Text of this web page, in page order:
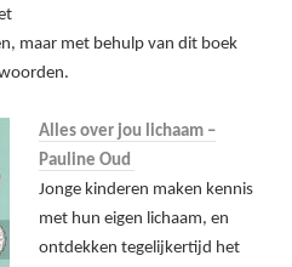
maar met behulp van dit boek
Alles over jou lichaam –
Pauline Oud
Jonge kinderen maken kennis
met hun eigen lichaam, en
ontdekken tegelijkertijd het